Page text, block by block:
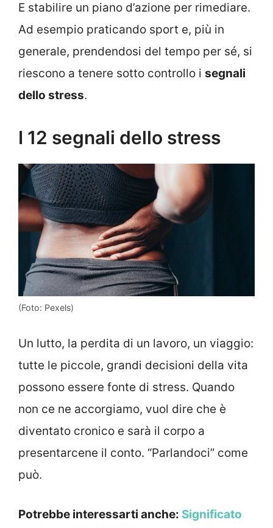
E stabilire un piano d’azione per rimediare.
Ad esempio praticando sport e, più in
generale, prendendosi del tempo per sé, si
riescono a tenere sotto controllo i segnali
dello stress.
I 12 segnali dello stress
(Foto: Pexels)
Un lutto, la perdita di un lavoro, un viaggio:
tutte le piccole, grandi decisioni della vita
possono essere fonte di stress. Quando
non ce ne accorgiamo, vuol dire che è
diventato cronico e sarà il corpo a
presentarcene il conto. “Parlandoci” come
può.
Potrebbe interessarti anche: Significato